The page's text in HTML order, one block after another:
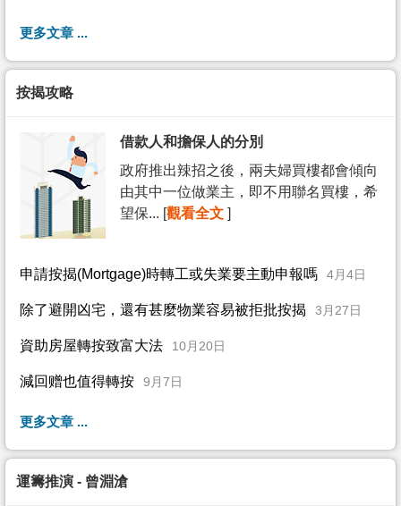
更多文章 ...
按揭攻略
借款人和擔保人的分別
政府推出辣招之後，兩夫婦買樓都會傾向
由其中一位做業主，即不用聯名買樓，希
望保... [觀看全文 ]
申請按揭(Mortgage)時轉工或失業要主動申報嗎 4月4日
除了避開凶宅，還有甚麼物業容易被拒批按揭 3月27日
資助房屋轉按致富大法 10月20日
減回赠也值得轉按 9月7日
更多文章 ...
運籌推演 - 曾淵滄